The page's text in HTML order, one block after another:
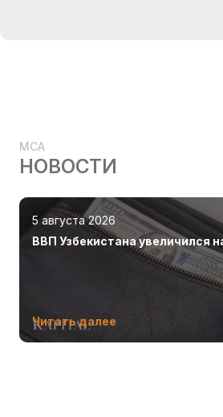
MCA
НОВОСТИ
5 августа 2026
ВВП Узбекистана увеличился
Читать далее